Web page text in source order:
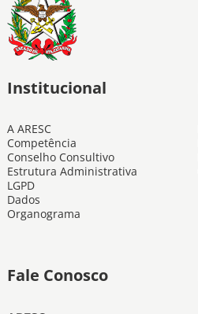
Institucional
A ARESC
Competência
Conselho Consultivo
Estrutura Administrativa
LGPD
Dados
Organograma
Fale Conosco